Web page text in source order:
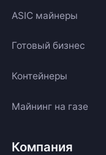
ASIC майнеры
Готовый бизнес
Контейнеры
Майнинг на газе
Компания